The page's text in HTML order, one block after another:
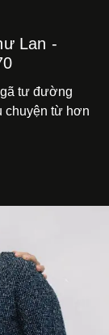
Lan -
tư đường
chuyện từ hơn